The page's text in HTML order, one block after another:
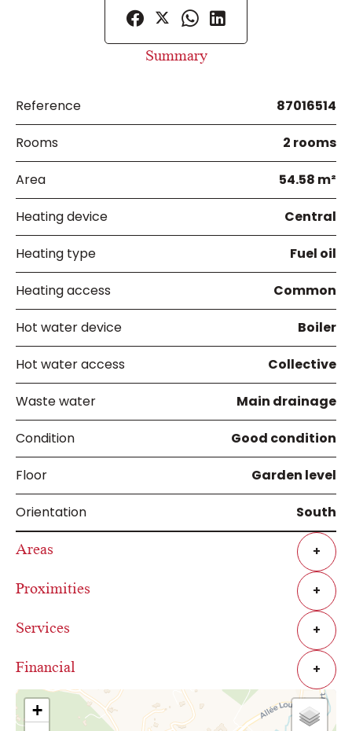
Summary
Reference 87016514
Rooms 2 rooms
Area 54.58 m²
Heating device Central
Heating type Fuel oil
Heating access Common
Hot water device Boiler
Hot water access Collective
Waste water Main drainage
Condition Good condition
Floor Garden level
Orientation South
Areas +
Proximities +
Services +
Financial +
+